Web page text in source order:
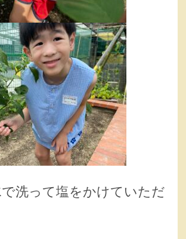
洗って塩をかけていただ